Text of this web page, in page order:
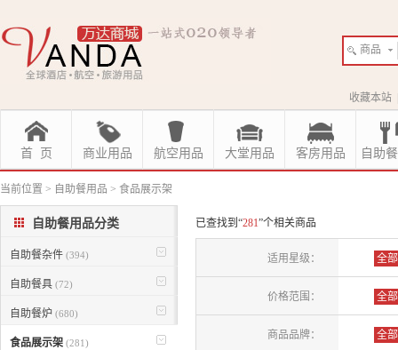
商品
收藏本站
首 页 商业用品 航空用品 大堂用品 客房用品 自助
当前位置 > 自助餐用品 > 食品展示架
已查找到“281”个相关商品
适用星级： 全部
价格范围： 全部
商品品牌： 全部
自助餐用品分类
自助餐杂件 (394)
自助餐具 (72)
自助餐炉 (680)
食品展示架 (281)